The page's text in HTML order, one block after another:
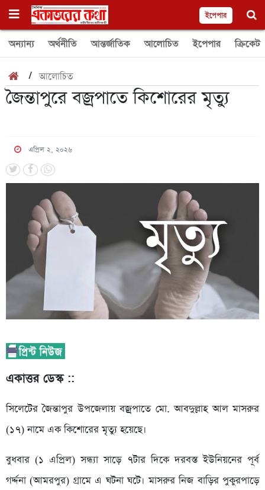
ইপেপার
অন্যান্য অর্থনীতি আন্তর্জাতিক আলোচিত ইপেপার ক্রিকেট
/আলোচিত
জৈন্তাপুরে বজ্রপাতে কিশোরের মৃত্যু
এপ্রিল ২, ২০২৬
একাত্তর ডেস্ক ::
সিলেটের জৈন্তাপুর উপজেলায় বজ্রপাতে মো. আবদুল্লাহ আল মাসরুর
(১৭) নামে এক কিশোরের মৃত্যু হয়েছে।
বুধবার (১ এপ্রিল) সন্ধ্যা সাড়ে ৭টার দিকে দরবস্ত ইউনিয়নের পূর্ব
গর্দ্দনা (আমরপুর) গ্রামে এ ঘটনা ঘটে। মাসরুর নিজ বাড়ির পুকুরপাড়ে